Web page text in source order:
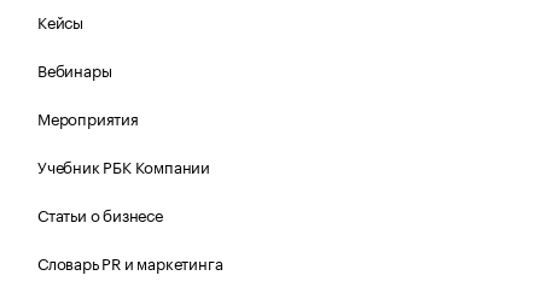
Кейсы
Вебинары
Мероприятия
Учебник РБК Компании
Статьи о бизнесе
Словарь PR и маркетинга